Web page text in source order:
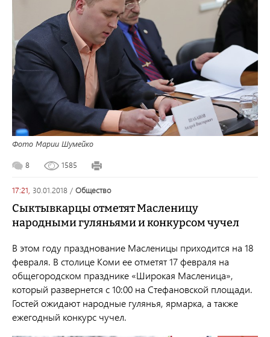
Фото Марии Шумейко
8 1585
17:21, 30.01.2018 / общество
Сыктывкарцы отметят Масленицу
народными гуляньями и конкурсом чучел
В этом году празднование Масленицы приходится на 18
февраля. В столице Коми ее отметят 17 февраля на
общегородском празднике «Широкая Масленица»,
который развернется с 10:00 на Стефановской площади.
Гостей ожидают народные гулянья, ярмарка, а также
ежегодный конкурс чучел.